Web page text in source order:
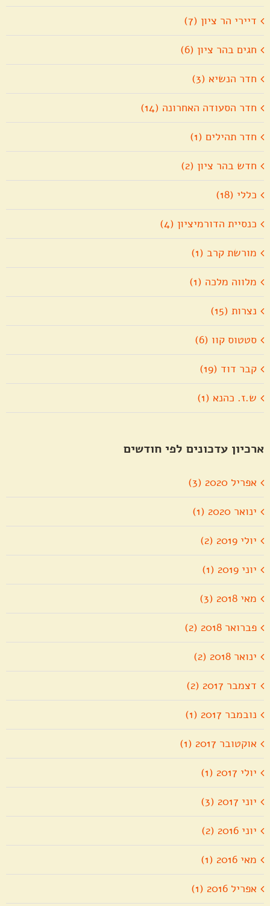
דיירי הר ציון (7)
חגים בהר ציון (6)
חדר הנשיא (3)
חדר הסעודה האחרונה (14)
חדר תהילים (1)
חדש בהר ציון (2)
כללי (18)
כנסיית הדורמיציון (4)
מורשת קרב (1)
מלווה מלכה (1)
נצרות (15)
סטטוס קוו (6)
קבר דוד (19)
ש.ז. כהנא (1)
ארכיון עדכונים לפי חודשים
אפריל 2020 (3)
ינואר 2020 (1)
יולי 2019 (2)
יוני 2019 (1)
מאי 2018 (3)
פברואר 2018 (2)
ינואר 2018 (2)
דצמבר 2017 (2)
נובמבר 2017 (1)
אוקטובר 2017 (1)
יולי 2017 (1)
יוני 2017 (3)
יוני 2016 (2)
מאי 2016 (1)
אפריל 2016 (1)